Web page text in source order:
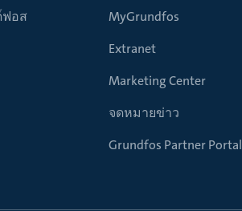
ฟอส
MyGrundfos
Extranet
Marketing Center
จดหมายข่าว
Grundfos Partner Portal